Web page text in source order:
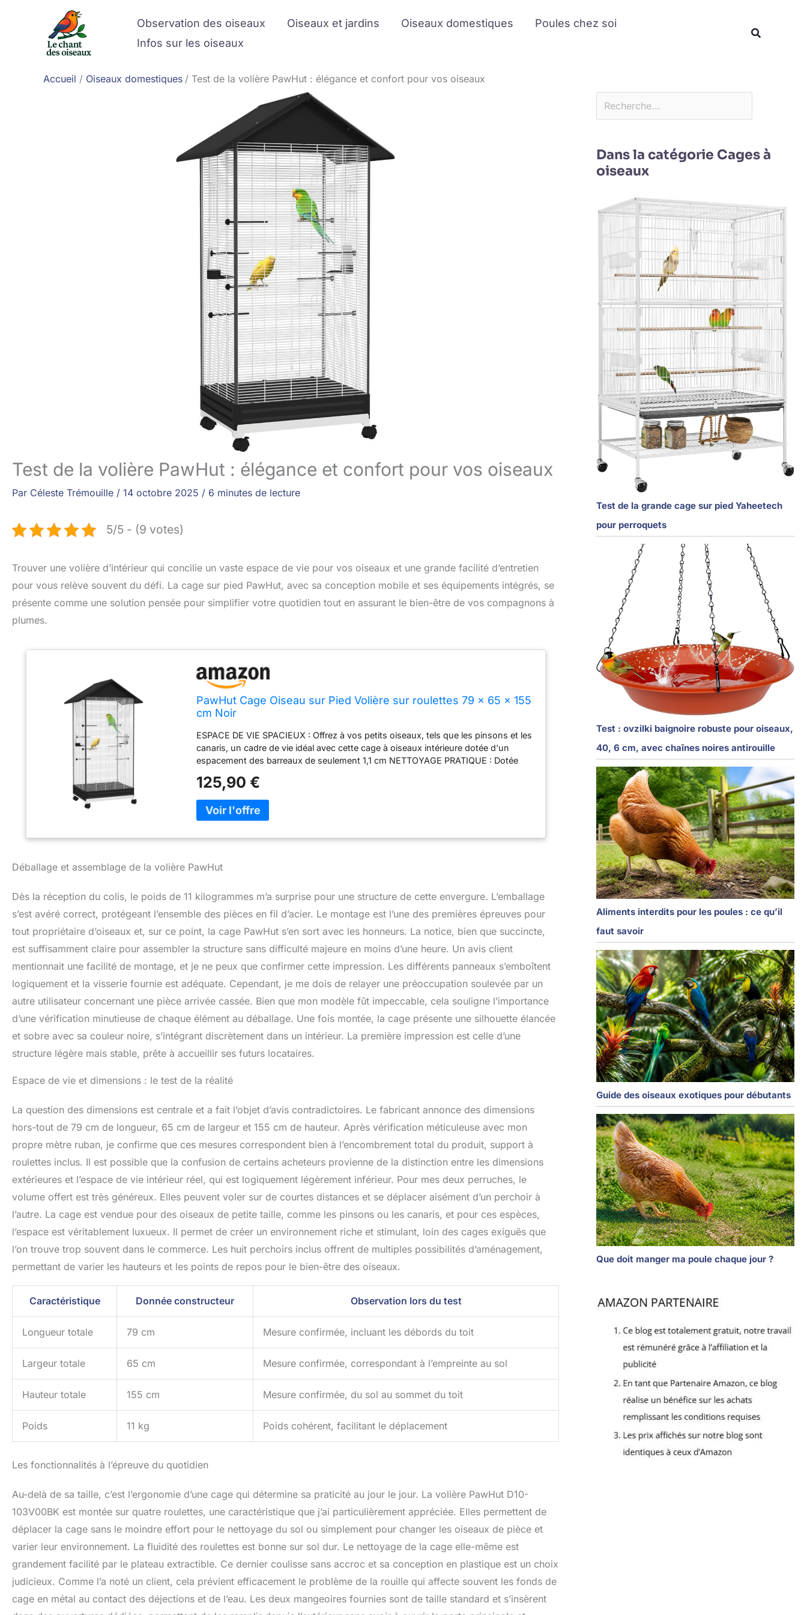
Observation des oiseaux Oiseaux et jardins Oiseaux domestiques
Poules chez soi
Infos sur les oiseaux
Accueil Oiseaux domestiques Test de la volière PawHut : élégance et confort pour vos oiseaux
Test de la volière PawHut : élégance et confort pour vos oiseaux
Par Céleste Trémouille / 14 octobre 2025 / 6 minutes de lecture
5/5 - (9 votes)
Trouver une volière d’intérieur qui concilie un vaste espace de vie pour vos oiseaux et une grande facilité d’entretien
pour vous relève souvent du défi. La cage sur pied PawHut, avec sa conception mobile et ses équipements intégrés, se
présente comme une solution pensée pour simplifier votre quotidien tout en assurant le bien-être de vos compagnons à
plumes.
PawHut Cage Oiseau sur Pied Volière sur roulettes 79 x 65 x 155
cm Noir
ESPACE DE VIE SPACIEUX : Offrez à vos petits oiseaux, tels que les pinsons et les
canaris, un cadre de vie idéal avec cette cage à oiseaux intérieure dotée d'un
espacement des barreaux de seulement 1,1 cm NETTOYAGE PRATIQUE : Dotée
facilite le ramassage des débris. Ses portes avant et latérales permettent un accès
aisé pour l’entretien et le soin aux animaux DESIGN MOBILE : Cette cage pour
oiseaux sur pied est munie de quatre roulettes, dont deux équipées de freins,
pour un déplacement aisé et une stabilité parfaite ACCESSOIRES AMÉLIORÉS :
Avec deux mangeoires et huit perchoirs, ainsi qu'un toit élégamment conçu, cette
ou en extérieur protégé INFORMATIONS SUR LA CAGE À OISEAUX : Dim. totales :
79l x 65P x 155H cm ; - Montage nécessaire
125,90 €
Déballage et assemblage de la volière PawHut
Dès la réception du colis, le poids de 11 kilogrammes m’a surprise pour une structure de cette envergure. L’emballage
s’est avéré correct, protégeant l’ensemble des pièces en fil d’acier. Le montage est l’une des premières épreuves pour
tout propriétaire d’oiseaux et, sur ce point, la cage PawHut s’en sort avec les honneurs. La notice, bien que succincte,
est suffisamment claire pour assembler la structure sans difficulté majeure en moins d’une heure. Un avis client
mentionnait une facilité de montage, et je ne peux que confirmer cette impression. Les différents panneaux s’emboîtent
logiquement et la visserie fournie est adéquate. Cependant, je me dois de relayer une préoccupation soulevée par un
autre utilisateur concernant une pièce arrivée cassée. Bien que mon modèle fût impeccable, cela souligne l’importance
d’une vérification minutieuse de chaque élément au déballage. Une fois montée, la cage présente une silhouette élancée
et sobre avec sa couleur noire, s’intégrant discrètement dans un intérieur. La première impression est celle d’une
structure légère mais stable, prête à accueillir ses futurs locataires.
Espace de vie et dimensions : le test de la réalité
La question des dimensions est centrale et a fait l’objet d’avis contradictoires. Le fabricant annonce des dimensions
hors-tout de 79 cm de longueur, 65 cm de largeur et 155 cm de hauteur. Après vérification méticuleuse avec mon
propre mètre ruban, je confirme que ces mesures correspondent bien à l’encombrement total du produit, support à
roulettes inclus. Il est possible que la confusion de certains acheteurs provienne de la distinction entre les dimensions
extérieures et l’espace de vie intérieur réel, qui est logiquement légèrement inférieur. Pour mes deux perruches, le
volume offert est très généreux. Elles peuvent voler sur de courtes distances et se déplacer aisément d’un perchoir à
l’autre. La cage est vendue pour des oiseaux de petite taille, comme les pinsons ou les canaris, et pour ces espèces,
l’espace est véritablement luxueux. Il permet de créer un environnement riche et stimulant, loin des cages exiguës que
l’on trouve trop souvent dans le commerce. Les huit perchoirs inclus offrent de multiples possibilités d’aménagement,
permettant de varier les hauteurs et les points de repos pour le bien-être des oiseaux.
Caractéristique Donnée constructeur Observation lors du test
Longueur totale 79 cm Mesure confirmée, incluant les débords du toit
Largeur totale 65 cm Mesure confirmée, correspondant à l’empreinte au sol
Hauteur totale 155 cm Mesure confirmée, du sol au sommet du toit
Poids 11 kg Poids cohérent, facilitant le déplacement
Les fonctionnalités à l’épreuve du quotidien
Au-delà de sa taille, c’est l’ergonomie d’une cage qui détermine sa praticité au jour le jour. La volière PawHut D10-
103V00BK est montée sur quatre roulettes, une caractéristique que j’ai particulièrement appréciée. Elles permettent de
déplacer la cage sans le moindre effort pour le nettoyage du sol ou simplement pour changer les oiseaux de pièce et
varier leur environnement. La fluidité des roulettes est bonne sur sol dur. Le nettoyage de la cage elle-même est
grandement facilité par le plateau extractible. Ce dernier coulisse sans accroc et sa conception en plastique est un choix
judicieux. Comme l’a noté un client, cela prévient efficacement le problème de la rouille qui affecte souvent les fonds de
cage en métal au contact des déjections et de l’eau. Les deux mangeoires fournies sont de taille standard et s’insèrent
Dans la catégorie Cages à
oiseaux
Test de la grande cage sur pied Yaheetech
pour perroquets
Test : ovzilki baignoire robuste pour oiseaux,
40, 6 cm, avec chaînes noires antirouille
Aliments interdits pour les poules : ce qu’il
faut savoir
Guide des oiseaux exotiques pour débutants
Que doit manger ma poule chaque jour ?